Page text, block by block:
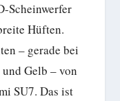
Scheinwerfer
Hüften.
– gerade bei
Gelb – von
SU7. Das ist